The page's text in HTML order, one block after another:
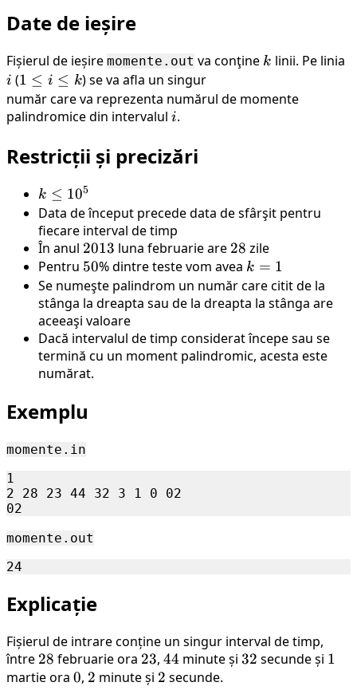
Date de ieșire
Fișierul de ieșire momente.out va conţine k
k linii. Pe linia
i (1
\leq
i
k
1 ≤ i ≤ k) se va afla un singur
număr care va reprezenta numărul de momente
palindromice din intervalul i
i.
Restricții și precizări
k
\leq
10^5
k ≤ 105
Data de început precede data de sfârşit pentru
fiecare interval de timp
În anul 2013
2013 luna februarie are 28
28 zile
Pentru 50
50% dintre teste vom avea k
=
1
k = 1
Se numeşte palindrom un număr care citit de la
stânga la dreapta sau de la dreapta la stânga are
aceeaşi valoare
Dacă intervalul de timp considerat începe sau se
termină cu un moment palindromic, acesta este
numărat.
Exemplu
momente.in
1
2 28 23 44 32 3 1 0 02
momente.out
Explicație
Fișierul de intrare conține un singur interval de timp,
între 28
28 februarie ora 23
23, 44
44 minute și 32
32 secunde și 1
1
martie ora 0
0, 2
2 minute și 2
2 secunde.